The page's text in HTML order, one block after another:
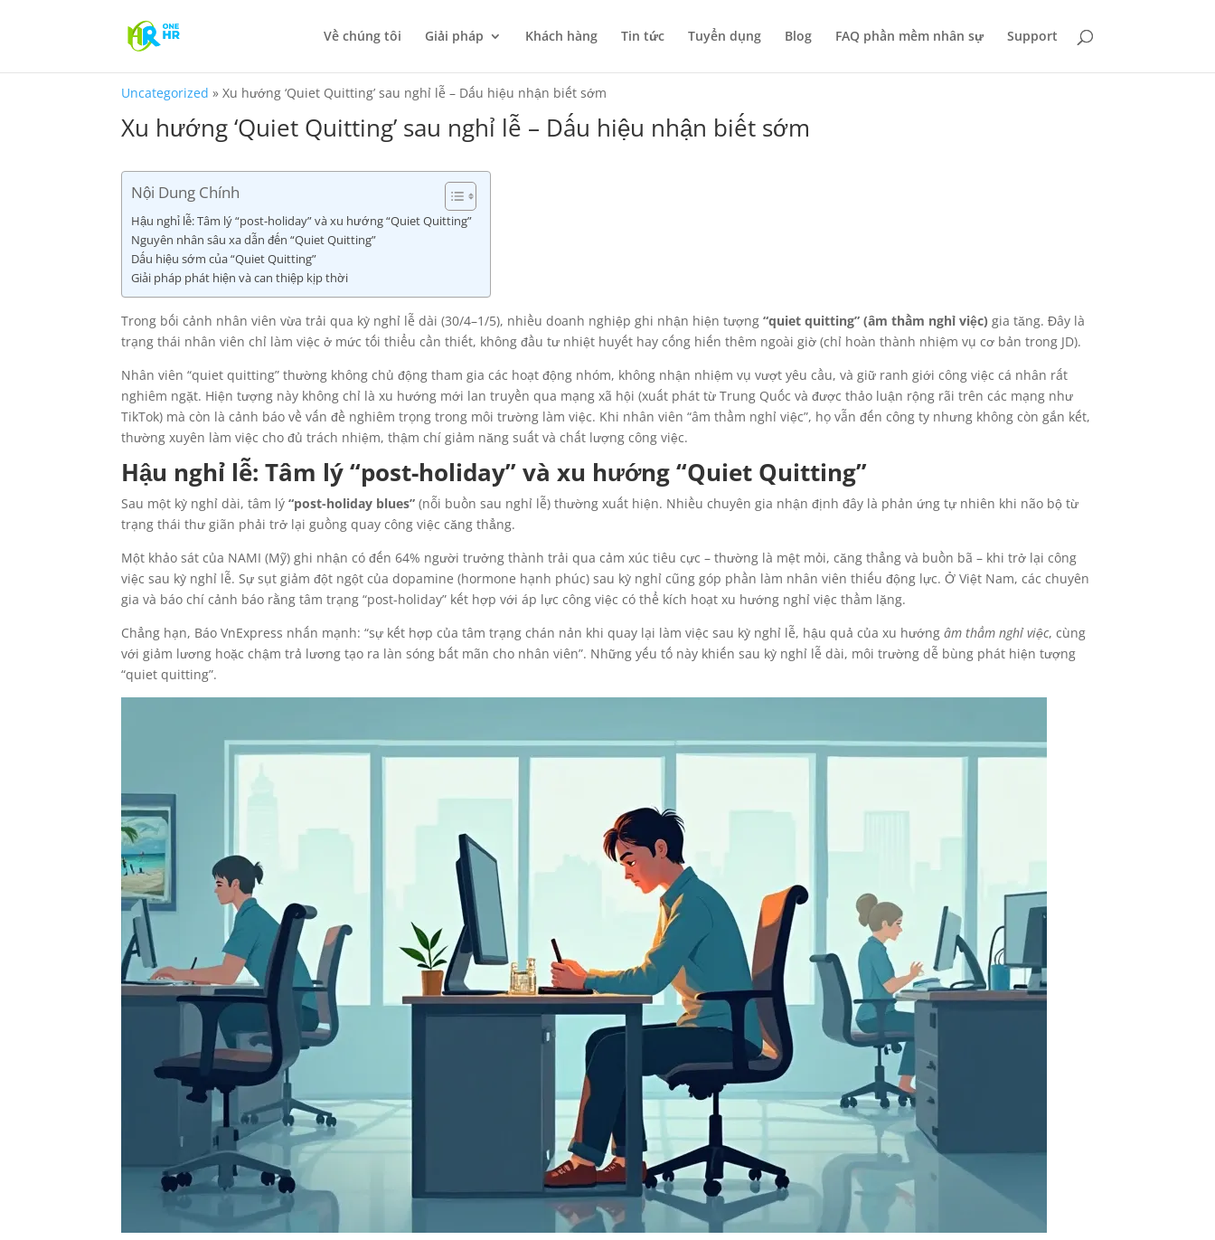
Về chúng tôi Giải pháp Khách hàng Tin tức Tuyển dụng Blog FAQ phần mềm nhân sự Support
Uncategorized »Xu hướng ‘Quiet Quitting’ sau nghỉ lễ – Dấu hiệu nhận biết sớm
Xu hướng ‘Quiet Quitting’ sau nghỉ lễ – Dấu hiệu nhận biết sớm
Nội Dung Chính
Hậu nghỉ lễ: Tâm lý “post-holiday” và xu hướng “Quiet Quitting”
Nguyên nhân sâu xa dẫn đến “Quiet Quitting”
Dấu hiệu sớm của “Quiet Quitting”
Giải pháp phát hiện và can thiệp kịp thời
Trong bối cảnh nhân viên vừa trải qua kỳ nghỉ lễ dài (30/4–1/5), nhiều doanh nghiệp ghi nhận hiện tượng“quiet quitting” (âm thầm nghỉ việc) gia tăng. Đây là
trạng thái nhân viên chỉ làm việc ở mức tối thiểu cần thiết, không đầu tư nhiệt huyết hay cống hiến thêm ngoài giờ (chỉ hoàn thành nhiệm vụ cơ bản trong JD).
Nhân viên “quiet quitting” thường không chủ động tham gia các hoạt động nhóm, không nhận nhiệm vụ vượt yêu cầu, và giữ ranh giới công việc cá nhân rất
nghiêm ngặt. Hiện tượng này không chỉ là xu hướng mới lan truyền qua mạng xã hội (xuất phát từ Trung Quốc và được thảo luận rộng rãi trên các mạng như
TikTok) mà còn là cảnh báo về vấn đề nghiêm trọng trong môi trường làm việc. Khi nhân viên “âm thầm nghỉ việc”, họ vẫn đến công ty nhưng không còn gắn kết,
thường xuyên làm việc cho đủ trách nhiệm, thậm chí giảm năng suất và chất lượng công việc.
Hậu nghỉ lễ: Tâm lý “post-holiday” và xu hướng “Quiet Quitting”
Sau một kỳ nghỉ dài, tâm lý“post-holiday blues” (nỗi buồn sau nghỉ lễ) thường xuất hiện. Nhiều chuyên gia nhận định đây là phản ứng tự nhiên khi não bộ từ
trạng thái thư giãn phải trở lại guồng quay công việc căng thẳng.
Một khảo sát của NAMI (Mỹ) ghi nhận có đến 64% người trưởng thành trải qua cảm xúc tiêu cực – thường là mệt mỏi, căng thẳng và buồn bã – khi trở lại công
việc sau kỳ nghỉ lễ. Sự sụt giảm đột ngột của dopamine (hormone hạnh phúc) sau kỳ nghỉ cũng góp phần làm nhân viên thiếu động lực. Ở Việt Nam, các chuyên
gia và báo chí cảnh báo rằng tâm trạng “post-holiday” kết hợp với áp lực công việc có thể kích hoạt xu hướng nghỉ việc thầm lặng.
Chẳng hạn, Báo VnExpress nhấn mạnh: “sự kết hợp của tâm trạng chán nản khi quay lại làm việc sau kỳ nghỉ lễ, hậu quả của xu hướngâm thầm nghỉ việc, cùng
với giảm lương hoặc chậm trả lương tạo ra làn sóng bất mãn cho nhân viên”. Những yếu tố này khiến sau kỳ nghỉ lễ dài, môi trường dễ bùng phát hiện tượng
“quiet quitting”.